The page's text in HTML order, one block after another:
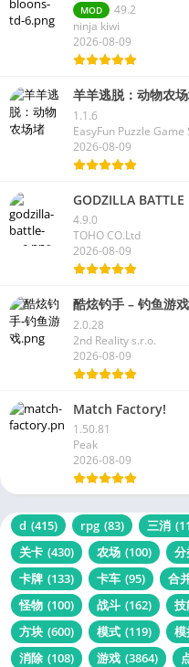
MOD
49.2
ninja kiwi
2026-08-09
羊羊逃脱：动物农
1.1.6
EasyFun Puzzle Game
2026-08-09
GODZILLA BATTLE
4.9.0
TOHO CO.Ltd
2026-08-09
酷炫钓手 – 钓鱼游戏
2.0.28
2nd Reality s.r.o.
2026-08-09
Match Factory!
1.50.81
Peak
2026-08-09
d (415) rpg (83) 三消
关卡 (430) 农场 (100) 分
卡牌 (133) 卡车 (95) 合
怪物 (100) 战斗 (162) 技
方块 (600) 模式 (119) 模
消除 (108) 游戏 (3864)